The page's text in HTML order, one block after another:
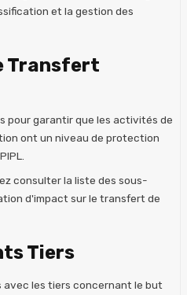
et la gestion des
Transfert
pour garantir que les activités de
ont un niveau de protection
consulter la liste des sous-
d'impact sur le transfert de
Tiers
les tiers concernant le but